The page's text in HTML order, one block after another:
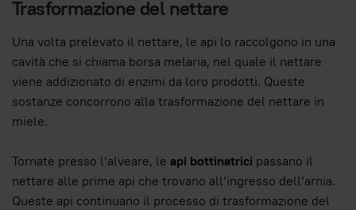
Trasformazione del nettare
Una volta prelevato il nettare, le api lo raccolgono in una
cavità che si chiama borsa melaria, nel quale il nettare
viene addizionato di enzimi da loro prodotti. Queste
sostanze concorrono alla trasformazione del nettare in
miele.
Tornate presso l’alveare, le api bottinatrici passano il
nettare alle prime api che trovano all’ingresso dell’arnia.
Queste api continuano il processo di trasformazione del